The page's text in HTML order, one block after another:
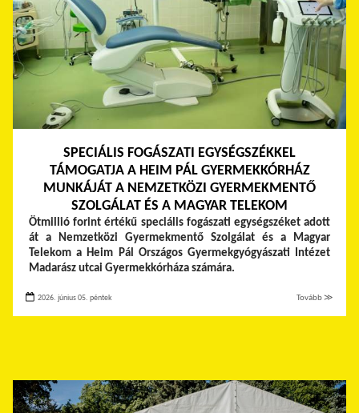
SPECIÁLIS FOGÁSZATI EGYSÉGSZÉKKEL
TÁMOGATJA A HEIM PÁL GYERMEKKÓRHÁZ
MUNKÁJÁT A NEMZETKÖZI GYERMEKMENTŐ
SZOLGÁLAT ÉS A MAGYAR TELEKOM
Ötmillió forint értékű speciális fogászati egységszéket adott
át a Nemzetközi Gyermekmentő Szolgálat és a Magyar
Telekom a Heim Pál Országos Gyermekgyógyászati Intézet
Madarász utcai Gyermekkórháza számára.
2026. június 05. péntek Tovább ≫